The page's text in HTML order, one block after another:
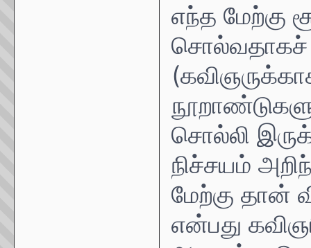
எந்த மேற்கு
சொல்வதாகச்
சொல்லி
நிச்சயம்
மேற்கு தான்
என்பது